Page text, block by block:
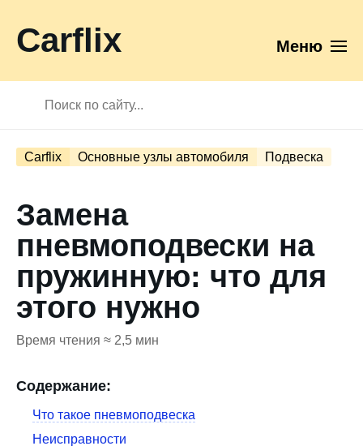
Carflix Меню
Carflix Основные узлы автомобиля Подвеска
Замена
пневмоподвески на
пружинную: что для
этого нужно
Время чтения ≈ 2,5 мин
Содержание:
Что такое пневмоподвеска
Неисправности